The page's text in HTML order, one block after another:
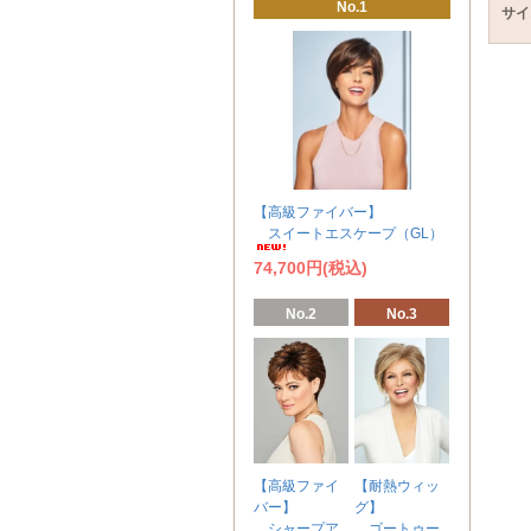
サ
No.1
【高級ファイバー】
スイートエスケープ（GL）
74,700円(税込)
No.2
【高級ファイ
バー】
No.3
【耐熱ウィッ
グ】